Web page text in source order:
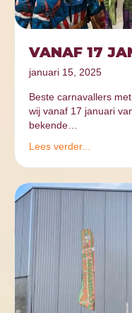
VANAF 17
januari 15, 2025
Beste carnavallers
wij vanaf 17 januari
bekende…
Lees verder...